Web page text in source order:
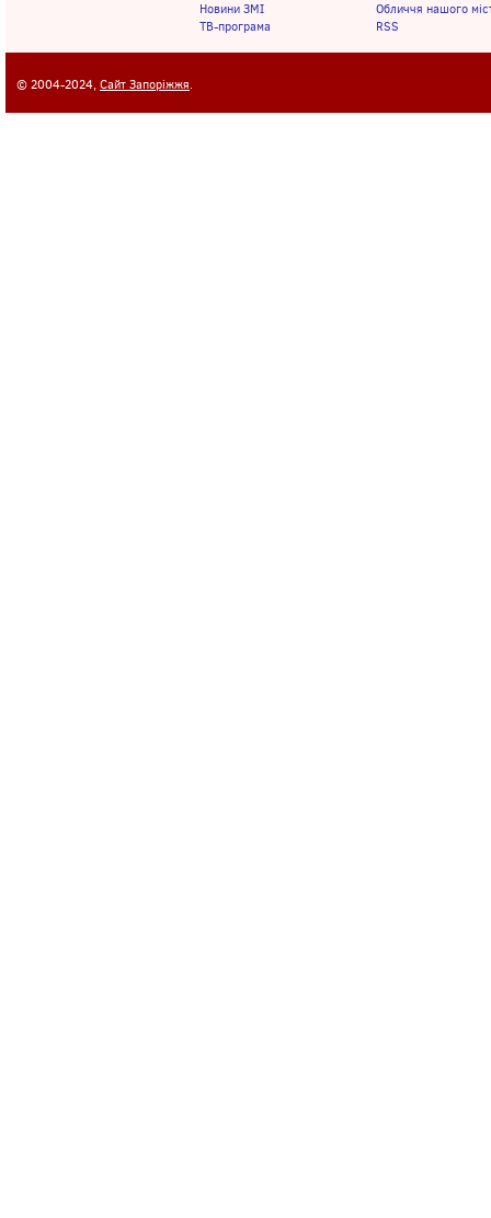
Новини ЗМІ
ТВ-програма
Обличчя нашого
RSS
© 2004-2024, Сайт Запоріжжя.